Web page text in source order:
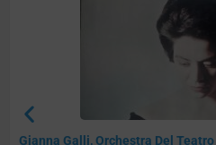
Gianna Galli, Orchestra Del